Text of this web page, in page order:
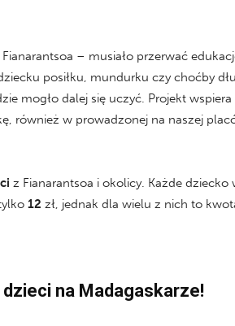
– musiało przerwać
posiłku, mundurku czy choćby
mogło dalej się uczyć. Projekt
również w prowadzonej na naszej
z Fianarantsoa i okolicy. Każde
12 zł, jednak dla wielu z nich to
na Madagaskarze!